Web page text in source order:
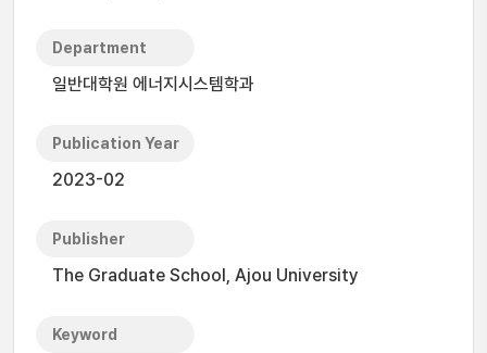
Department
일반대학원 에너지시스템학과
Publication Year
2023-02
Publisher
The Graduate School, Ajou University
Keyword